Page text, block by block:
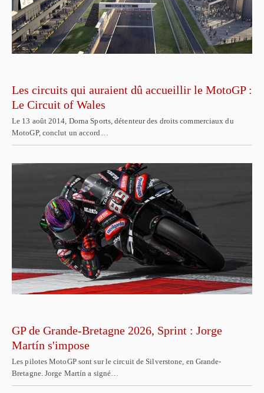
Les circuits qui auraient dû accueillir le MotoGP :
Le Circuit of Wales
Le 13 août 2014, Dorna Sports, détenteur des droits commerciaux du
MotoGP, conclut un accord…
GP de Grande-Bretagne 2026, Sprint : Jorge
Martín s'impose
Les pilotes MotoGP sont sur le circuit de Silverstone, en Grande-
Bretagne. Jorge Martín a signé…